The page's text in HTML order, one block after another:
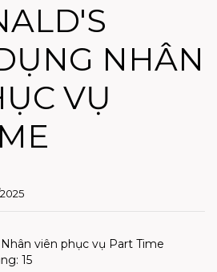
NHÂN
VỤ
viên phục vụ Part Time
15